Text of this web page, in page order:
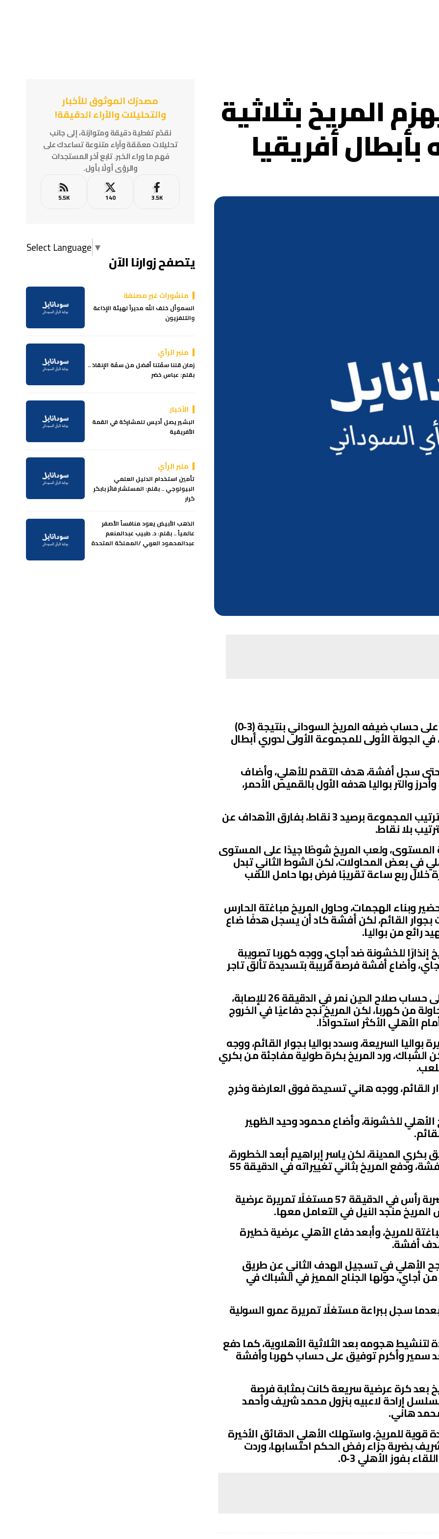
المريخ بثلاثية
أفريقيا
اقتنص الأهلي المصري، فوزًا مهمًا على حساب ضيفه المريخ السوداني بنتيجة (3-0)
في الجولة الأولى للمجموعة الأولى لدوري أبطال
لمدة 57 دقيقة، حتى سجل أفشة، هدف التقدم للأهلي، وأضاف
الهدف الثاني في الدقيقة 63، وأحرز والتر بواليا هدفه الأول بالقميص الأحمر،
واعتلى الأهلي حامل اللقب، صدارة ترتيب المجموعة برصيد 3 نقاط، بفارق الأهداف عن
بلا نقاط.
ولعب المريخ شوطًا جيدًا على المستوى
في بعض المحاولات، لكن الشوط الثاني تبدل
خلال ربع ساعة تقريبًا فرض بها حامل اللقب
وبناء الهجمات، وحاول المريخ مباغتة الحارس
القائم، لكن أفشة كاد أن يسجل هدفًا ضاع
رائع من بواليا.
للخشونة ضد أجاي، ووجه كهربا تصويبة
وأضاع أفشة فرصة قريبة بتسديدة تألق تاجر
وأشرك المريخ لاعبه أحمد موسى على حساب صلاح الدين نمر في الدقيقة 26 للإصابة،
من كهربا، لكن المريخ نجح دفاعيًا في الخروج
الأهلي الأكثر استحواذًا.
السريعة، وسدد بواليا بجوار القائم، ووجه
الشباك، ورد المريخ بكرة طولية مفاجئة من بكري
القائم، ووجه هاني تسديدة فوق العارضة وخرج
الأهلي للخشونة، وأضاع محمود وحيد الظهير
المدينة، لكن ياسر إبراهيم أبعد الخطورة،
وأضاع أجاي محاولة قريبة بتمريرة أفشة، ودفع المريخ بثاني تغييراته في الدقيقة 55
أفشة سجل هدف التقدم للأهلي بضربة رأس في الدقيقة 57 مستغلًا تمريرة عرضية
منجد النيل في التعامل معها.
للمريخ، وأبعد دفاع الأهلي عرضية خطيرة
أفشة.
الأهلي في تسجيل الهدف الثاني عن طريق
أجاي، حولها الجناح المميز في الشباك في
سجل ببراعة مستغلًا تمريرة عمرو السولية
واحدة لتنشيط هجومه بعد الثلاثية الأهلاوية، كما دفع
سمير وأكرم توفيق على حساب كهربا وأفشة
بعد كرة عرضية سريعة كانت بمثابة فرصة
إراحة لاعبيه بنزول محمد شريف وأحمد
هاني.
للمريخ، واستهلك الأهلي الدقائق الأخيرة
بضربة جزاء رفض الحكم احتسابها، وردت
بفوز الأهلي 3-0.
مصدرُك الموثوق للأخبار
والتحليلات والآراء الدقيقة!
نقدّم تغطية دقيقة ومتوازنة، إلى جانب
تحليلات معمّقة وآراء متنوعة تساعدك على
فهم ما وراء الخبر. تابع آخر المستجدات
والرؤى أولًا بأول.
3.5K
140
5.5K
Select Language ▼
يتصفح زوارنا الآن
منشورات غير مصنفة
السموأل خلف الله مديراً لهيئة الإذاعة
والتلفزيون
منبر الرأي
زمان قلنا سفَتنا أفضل من سفَة الإنقاذ ..
بقلم: عباس خضر
الأخبار
البشير يصل أديس للمشاركة في القمة
الأفريقية
منبر الرأي
تأمين استخدام الدليل العلمي
البيولوجي .. بقلم: المستشار فائز بابكر
كرار
الذهب الأبيض يعود منافساً الأصفر
عالمياً .. بقلم: د. طبيب عبدالمنعم
عبدالمحمود العربي /المملكة المتحدة